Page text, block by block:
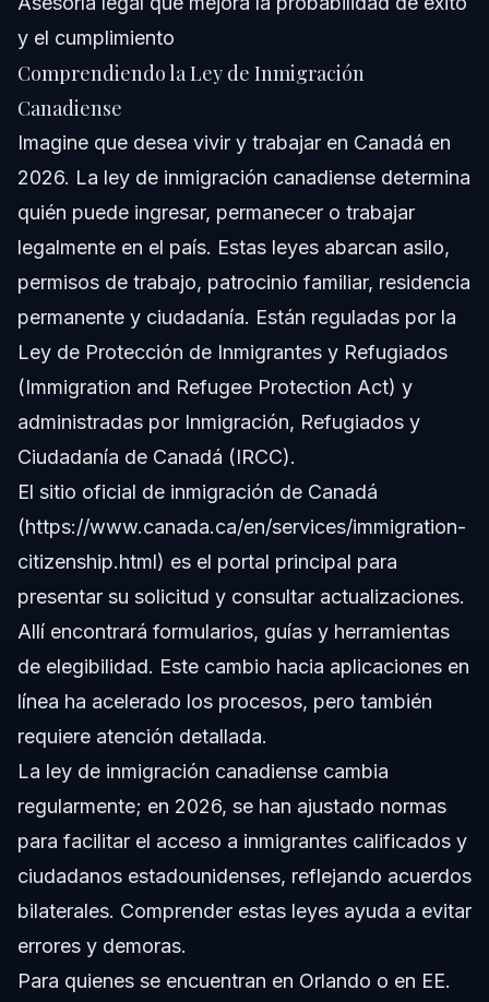
y el cumplimiento
Comprendiendo la Ley de Inmigración
Canadiense
Imagine que desea vivir y trabajar en Canadá en
2026. La ley de inmigración canadiense determina
quién puede ingresar, permanecer o trabajar
legalmente en el país. Estas leyes abarcan asilo,
permisos de trabajo, patrocinio familiar, residencia
permanente y ciudadanía. Están reguladas por la
Ley de Protección de Inmigrantes y Refugiados
(Immigration and Refugee Protection Act) y
administradas por Inmigración, Refugiados y
Ciudadanía de Canadá (IRCC).
El sitio oficial de inmigración de Canadá
(https://www.canada.ca/en/services/immigration-
citizenship.html) es el portal principal para
presentar su solicitud y consultar actualizaciones.
Allí encontrará formularios, guías y herramientas
de elegibilidad. Este cambio hacia aplicaciones en
línea ha acelerado los procesos, pero también
requiere atención detallada.
La ley de inmigración canadiense cambia
regularmente; en 2026, se han ajustado normas
para facilitar el acceso a inmigrantes calificados y
ciudadanos estadounidenses, reflejando acuerdos
bilaterales. Comprender estas leyes ayuda a evitar
errores y demoras.
Para quienes se encuentran en Orlando o en EE.